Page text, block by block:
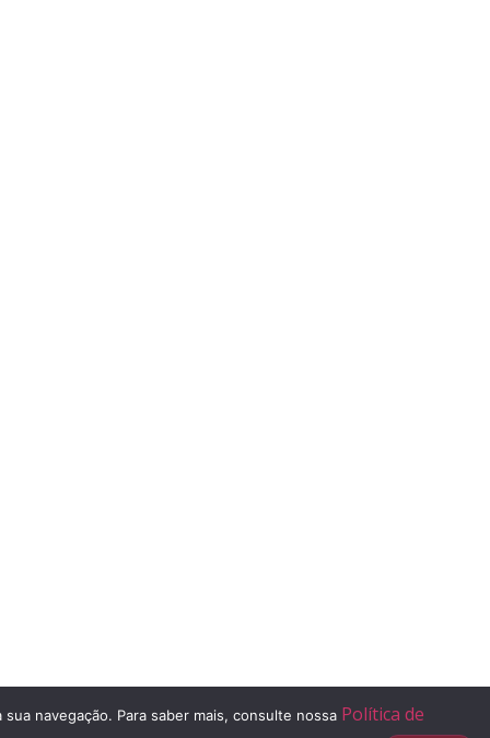
navegação. Para saber mais, consulte nossa Política de